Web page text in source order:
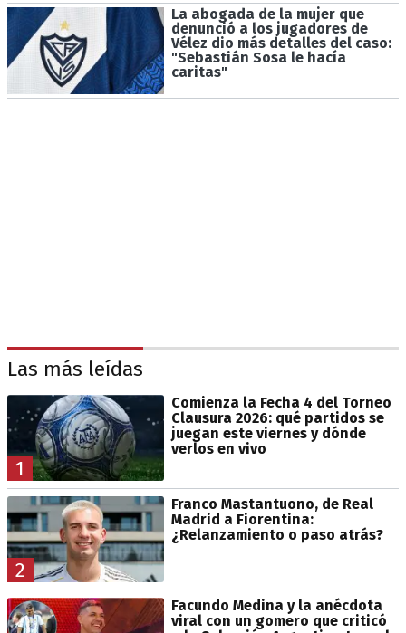
La abogada de la mujer que
denunció a los jugadores de
Vélez dio más detalles del caso:
"Sebastián Sosa le hacía
caritas"
Las más leídas
1
Comienza la Fecha 4 del Torneo
Clausura 2026: qué partidos se
juegan este viernes y dónde
verlos en vivo
2
Franco Mastantuono, de Real
Madrid a Fiorentina:
¿Relanzamiento o paso atrás?
Facundo Medina y la anécdota
viral con un gomero que criticó